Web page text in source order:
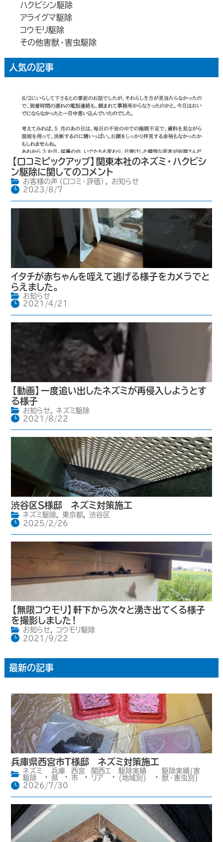
ハクビシン駆除
アライグマ駆除
コウモリ駆除
その他害獣・害虫駆除
人気の記事
【口コミピックアップ】関東本社のネズミ・ハクビシ
ン駆除に関してのコメント
お客様の声（口コミ・評価） ,
お知らせ
2023/8/7
イタチが赤ちゃんを咥えて逃げる様子をカメラでと
らえました。
お知らせ
2021/4/21
【動画】一度追い出したネズミが再侵入しようとす
る様子
お知らせ,
ネズミ駆除
2021/8/22
渋谷区S様邸 ネズミ対策施工
ネズミ駆除, 東京都,
渋谷区
2025/2/26
【無限コウモリ】軒下から次々と湧き出てくる様子
を撮影しました！
お知らせ,
コウモリ駆除
2021/9/22
最新の記事
兵庫県西宮市T様邸 ネズミ対策施工
ネズミ
駆除
,
兵庫
県
,
西宮
市
,
関西エ
リア
,
駆除実績
(地域別)
,
駆除実績(害
獣・害虫別)
2026/7/30